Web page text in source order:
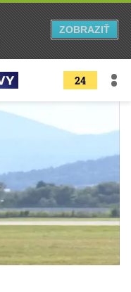
24
ZOBRAZIŤ